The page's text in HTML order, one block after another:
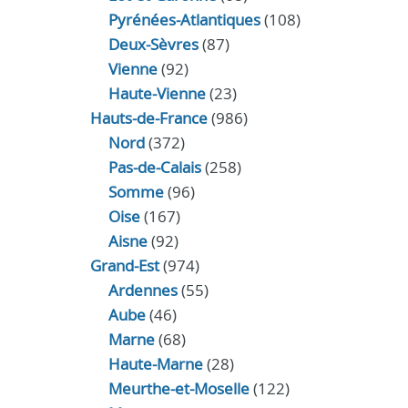
Pyrénées-Atlantiques(108)
Deux-Sèvres(87)
Vienne(92)
Haute-Vienne(23)
Hauts-de-France(986)
Nord(372)
Pas-de-Calais(258)
Somme(96)
Oise(167)
Aisne(92)
Grand-Est(974)
Ardennes(55)
Aube(46)
Marne(68)
Haute-Marne(28)
Meurthe-et-Moselle(122)